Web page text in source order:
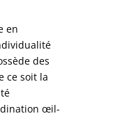
en
des
ce soit la
œil-